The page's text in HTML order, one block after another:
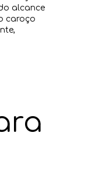
alcance
caroço